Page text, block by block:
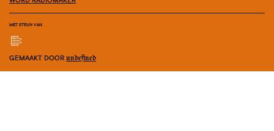
MET STEUN VAN
GEMAAKT DOOR undefined